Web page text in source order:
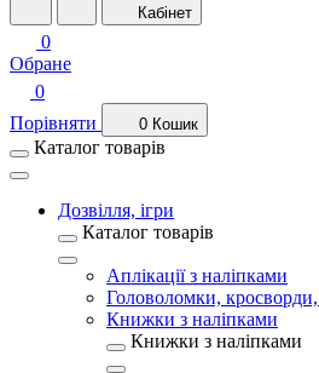
Кабінет
0
Обране
0
Порівняти
0 Кошик
Каталог товарів
Дозвілля, ігри
Каталог товарів
Аплікації з наліпками
Головоломки, кросворди,
Книжки з наліпками
Книжки з наліпками